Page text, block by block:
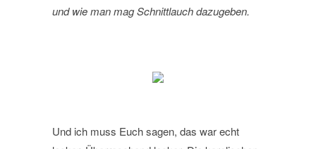
und wie man mag Schnittlauch dazugeben.
Und ich muss Euch sagen, das war echt